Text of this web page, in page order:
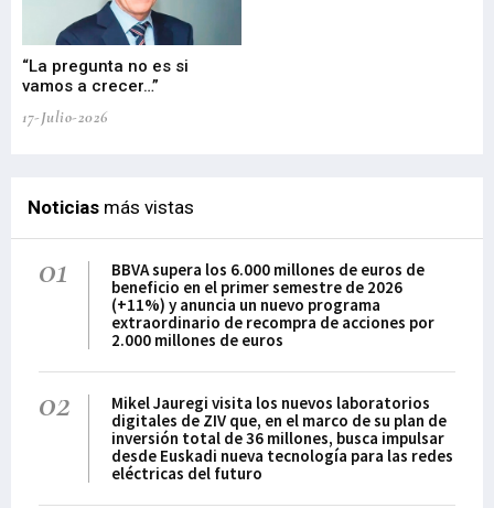
“La pregunta no es si
vamos a crecer…”
17-Julio-2026
Noticias más vistas
01
BBVA supera los 6.000 millones de euros de
beneficio en el primer semestre de 2026
(+11%) y anuncia un nuevo programa
extraordinario de recompra de acciones por
2.000 millones de euros
02
Mikel Jauregi visita los nuevos laboratorios
digitales de ZIV que, en el marco de su plan de
inversión total de 36 millones, busca impulsar
desde Euskadi nueva tecnología para las redes
eléctricas del futuro